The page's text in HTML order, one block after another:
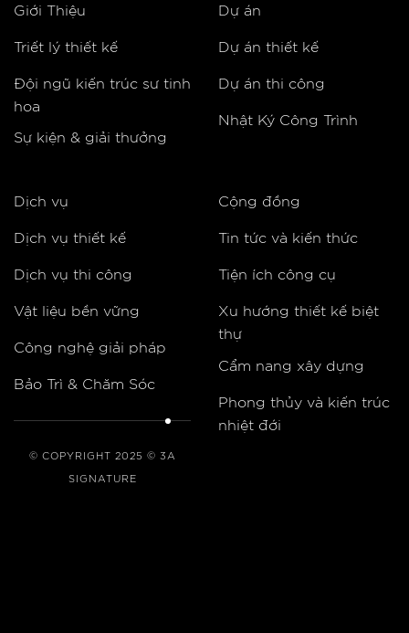
Giới Thiệu
Triết lý thiết kế
Đội ngũ kiến trúc sư tinh
hoa
Sự kiện & giải thưởng
Dự án
Dự án thiết kế
Dự án thi công
Nhật Ký Công Trình
Dịch vụ
Dịch vụ thiết kế
Dịch vụ thi công
Vật liệu bền vững
Công nghệ giải pháp
Bảo Trì & Chăm Sóc
© COPYRIGHT 2025 © 3A
SIGNATURE
Cộng đồng
Tin tức và kiến thức
Tiện ích công cụ
Xu hướng thiết kế biệt
thự
Cẩm nang xây dựng
Phong thủy và kiến trúc
nhiệt đới